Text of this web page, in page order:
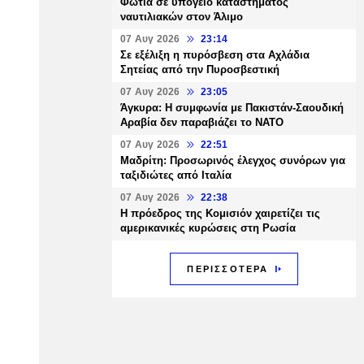
ναυτιλιακών στον Άλιμο
07 Αυγ 2026 23:14
Σε εξέλιξη η πυρόσβεση στα Αχλάδια
Σητείας από την Πυροσβεστική
07 Αυγ 2026 23:05
Άγκυρα: Η συμφωνία με Πακιστάν-Σαουδική
Αραβία δεν παραβιάζει το ΝΑΤΟ
07 Αυγ 2026 22:51
Μαδρίτη: Προσωρινός έλεγχος συνόρων για
ταξιδιώτες από Ιταλία
07 Αυγ 2026 22:38
Η πρόεδρος της Κομισιόν χαιρετίζει τις
αμερικανικές κυρώσεις στη Ρωσία
ΠΕΡΙΣΣΟΤΕΡΑ